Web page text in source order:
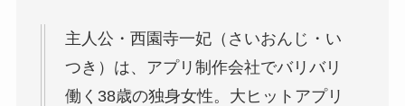
主人公・西園寺一妃（さいおんじ・い
つき）は、アプリ制作会社でバリバリ
働く38歳の独身女性。大ヒットアプリ